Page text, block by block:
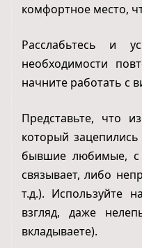
комфортное место,
Расслабьтесь и
необходимости
начните работать с
Представьте, что
который
бывшие любимые, с
связывает, либо
т.д.). Используйте
взгляд, даже
вкладываете).